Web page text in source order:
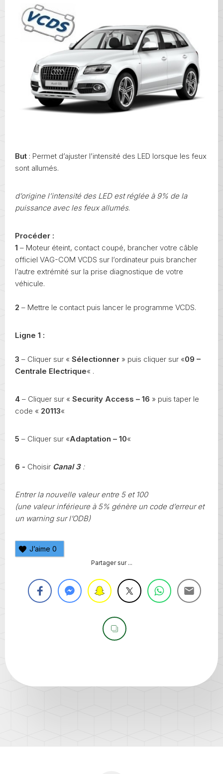
But : Permet d’ajuster l’intensité des LED lorsque les feux
sont allumés.
d’origine l’intensité des LED est réglée à 9% de la
puissance avec les feux allumés.
Procéder :
1 – Moteur éteint, contact coupé, brancher votre câble
officiel VAG-COM VCDS sur l’ordinateur puis brancher
l’autre extrémité sur la prise diagnostique de votre
véhicule.
2 – Mettre le contact puis lancer le programme VCDS.
Ligne 1 :
3 – Cliquer sur « Sélectionner » puis cliquer sur «09 –
Centrale Electrique« .
4 – Cliquer sur « Security Access – 16 » puis taper le
code « 20113«
5 – Cliquer sur «Adaptation – 10«
6 - Choisir Canal 3:
Entrer la nouvelle valeur entre 5 et 100
(une valeur inférieure à 5% génère un code d’erreur et
un warning sur l’ODB)
J’aime 0
Partager sur ...